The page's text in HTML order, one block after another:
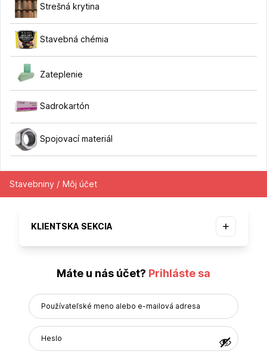
Strešná krytina
Stavebná chémia
Zateplenie
Sadrokartón
Spojovací materiál
Stavebniny / Môj účet
KLIENTSKA SEKCIA
Máte u nás účet? Prihláste sa